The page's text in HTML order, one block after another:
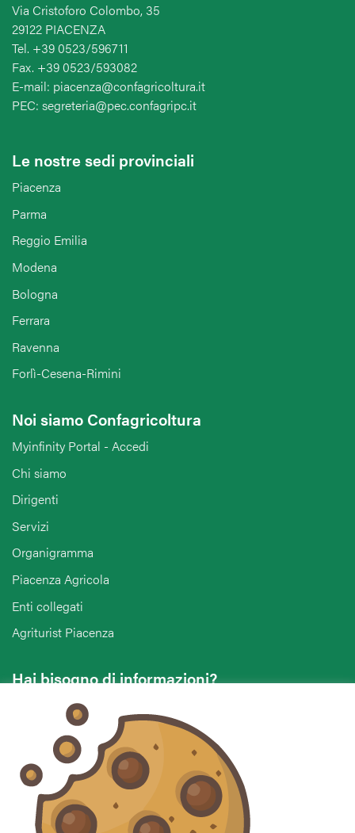
Via Cristoforo Colombo, 35
29122 PIACENZA
Tel. +39 0523/596711
Fax. +39 0523/593082
E-mail: piacenza@confagricoltura.it
PEC: segreteria@pec.confagripc.it
Le nostre sedi provinciali
Piacenza
Parma
Reggio Emilia
Modena
Bologna
Ferrara
Ravenna
Forlì-Cesena-Rimini
Noi siamo Confagricoltura
Myinfinity Portal - Accedi
Chi siamo
Dirigenti
Servizi
Organigramma
Piacenza Agricola
Enti collegati
Agriturist Piacenza
Hai bisogno di informazioni?
Vuoi contattarci per ricevere assistenza, lasciare un
commento o chiedere informazioni?
CONTATTACI